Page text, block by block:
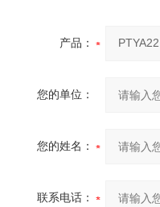
产品：
您的单位：
您的姓名：
联系电话：